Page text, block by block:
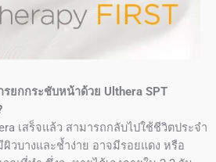
ยกกระชับหน้าด้วย Ulthera SPT
เสร็จแล้ว สามารถกลับไปใช้ชีวิตประจำ
วบางและช้ำง่าย อาจมีรอยแดง หรือ